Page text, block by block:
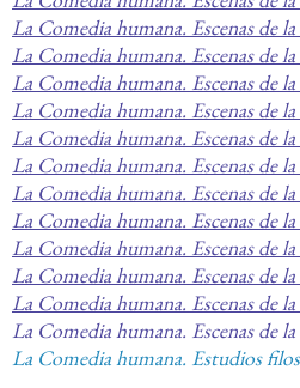
La Comedia humana. Escenas de
La Comedia humana. Escenas de
La Comedia humana. Escenas de
La Comedia humana. Escenas de
La Comedia humana. Escenas de
La Comedia humana. Escenas de
La Comedia humana. Escenas de
La Comedia humana. Escenas de
La Comedia humana. Escenas de
La Comedia humana. Escenas de
La Comedia humana. Escenas de
La Comedia humana. Escenas de
La Comedia humana. Estudios